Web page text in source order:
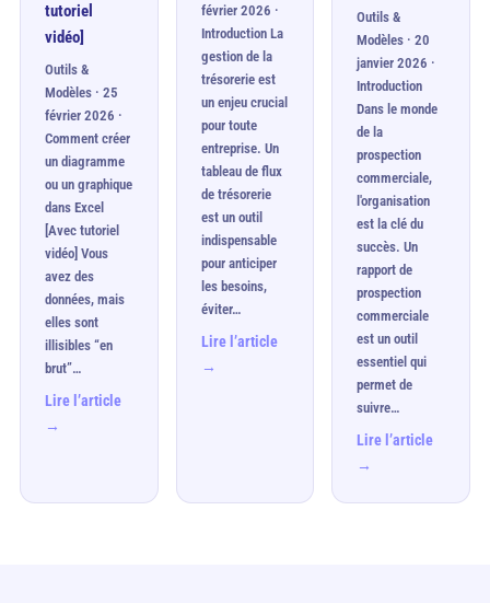
tutoriel
vidéo]
Outils &
Modèles · 25
février 2026 ·
Comment créer
un diagramme
ou un graphique
dans Excel
[Avec tutoriel
vidéo] Vous
avez des
données, mais
elles sont
illisibles “en
brut”…
Lire l’article
→
février 2026 ·
Introduction La
gestion de la
trésorerie est
un enjeu crucial
pour toute
entreprise. Un
tableau de flux
de trésorerie
est un outil
indispensable
pour anticiper
les besoins,
éviter…
Lire l’article
→
Outils &
Modèles · 20
janvier 2026 ·
Introduction
Dans le monde
de la
prospection
commerciale,
l'organisation
est la clé du
succès. Un
rapport de
prospection
commerciale
est un outil
essentiel qui
permet de
suivre…
Lire l’article
→